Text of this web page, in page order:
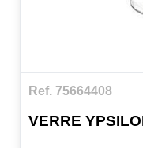
Ref. 75664408
VERRE